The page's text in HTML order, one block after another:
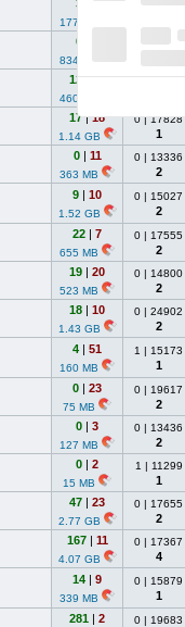
3
177 MB
13939
0
834 MB
12806
121|3
460 MB
0 |15775
17|18
1.14 GB
0 |17828
1
0| 11
363 MB
0 | 13336
2
9 | 10
1.52 GB
0 | 15027
2
22 | 7
655 MB
0 | 17555
2
19 | 20
523 MB
0 | 14800
2
18 | 10
1.43 GB
0 | 24902
2
4 | 51
160 MB
1 | 15173
1
0 | 23
75 MB
0 | 19617
2
0 | 3
127 MB
0 | 13436
2
0 | 2
15 MB
1 | 11299
1
47 | 23
2.77 GB
0 | 17655
2
167| 11
4.07 GB
0 | 17367
4
14 | 9
339 MB
0 | 15879
1
281 | 2 0 | 19683